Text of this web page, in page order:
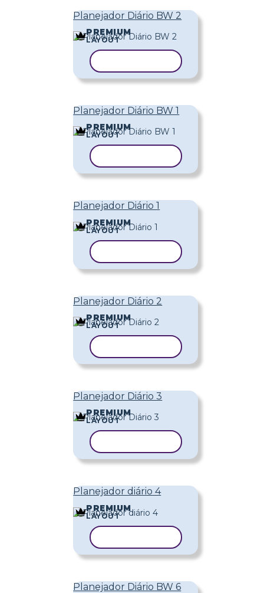
Planejador Diário BW 2
PREMIUM
LAYOUT
Planejador Diário BW 1
PREMIUM
LAYOUT
Planejador Diário 1
PREMIUM
LAYOUT
Planejador Diário 2
PREMIUM
LAYOUT
Planejador Diário 3
PREMIUM
LAYOUT
Planejador diário 4
PREMIUM
LAYOUT
Planejador Diário BW 6